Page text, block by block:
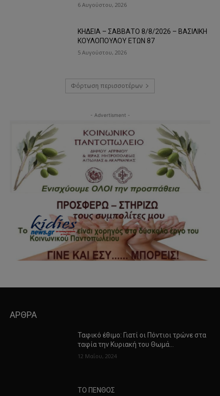
6 Αυγούστου, 2026
ΚΗΔΕΙΑ – ΣΑΒΒΑΤΟ 8/8/2026 – ΒΑΣΙΛΙΚΗ
ΚΟΥΛΟΠΟΥΛΟΥ ΕΤΩΝ 87
5 Αυγούστου, 2026
Φόρτωση περισσοτέρων
- Advertisment -
ΑΡΘΡΑ
Ταφικό έθιμο: Γιατί οι Πόντιοι τρώνε στα
ταφία την Κυριακή του Θωμά…
12 Μαΐου, 2024
ΤΟ ΠΕΝΘΟΣ